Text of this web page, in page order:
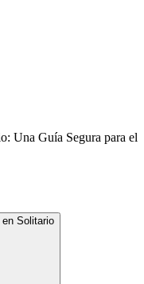
Una Guía Segura para el
Solitario